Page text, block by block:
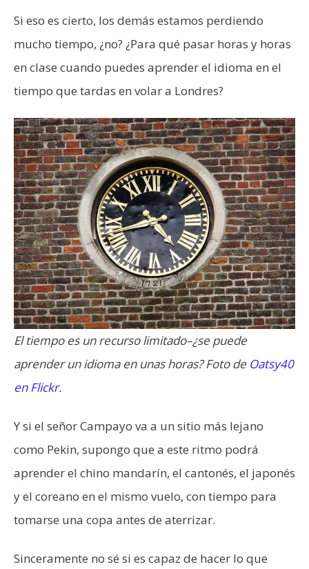
Si eso es cierto, los demás estamos perdiendo
mucho tiempo, ¿no? ¿Para qué pasar horas y horas
en clase cuando puedes aprender el idioma en el
tiempo que tardas en volar a Londres?
El tiempo es un recurso limitado–¿se puede
aprender un idioma en unas horas? Foto de Oatsy40
en Flickr.
Y si el señor Campayo va a un sitio más lejano
como Pekin, supongo que a este ritmo podrá
aprender el chino mandarín, el cantonés, el japonés
y el coreano en el mismo vuelo, con tiempo para
tomarse una copa antes de aterrizar.
Sinceramente no sé si es capaz de hacer lo que